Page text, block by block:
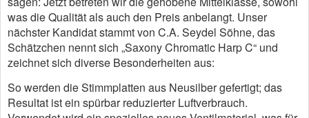
was die Qualität als auch den Preis anbelangt. Unser
nächster Kandidat stammt von C.A. Seydel Söhne, das
Schätzchen nennt sich „Saxony Chromatic Harp C“ und
zeichnet sich diverse Besonderheiten aus:
So werden die Stimmplatten aus Neusilber gefertigt; das
Resultat ist ein spürbar reduzierter Luftverbrauch.